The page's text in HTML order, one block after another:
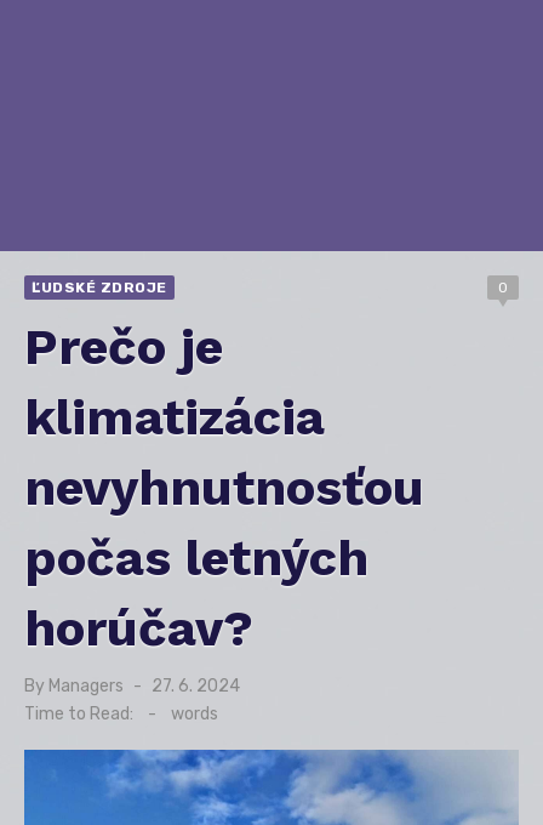
ĽUDSKÉ ZDROJE 0
Prečo je
klimatizácia
nevyhnutnosťou
počas letných
horúčav?
By Managers
Posted
27. 6. 2024
Time to Read:
- words